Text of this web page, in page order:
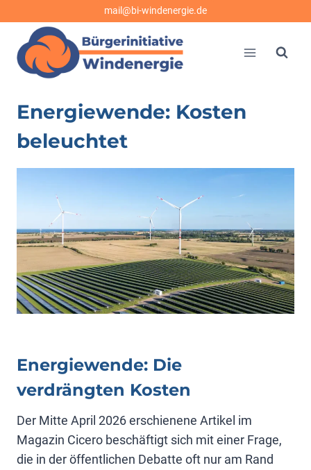
springen
mail@bi-windenergie.de
Energiewende: Kosten
beleuchtet
Energiewende: Die
verdrängten Kosten
Der Mitte April 2026 erschienene Artikel im
Magazin Cicero beschäftigt sich mit einer Frage,
die in der öffentlichen Debatte oft nur am Rand